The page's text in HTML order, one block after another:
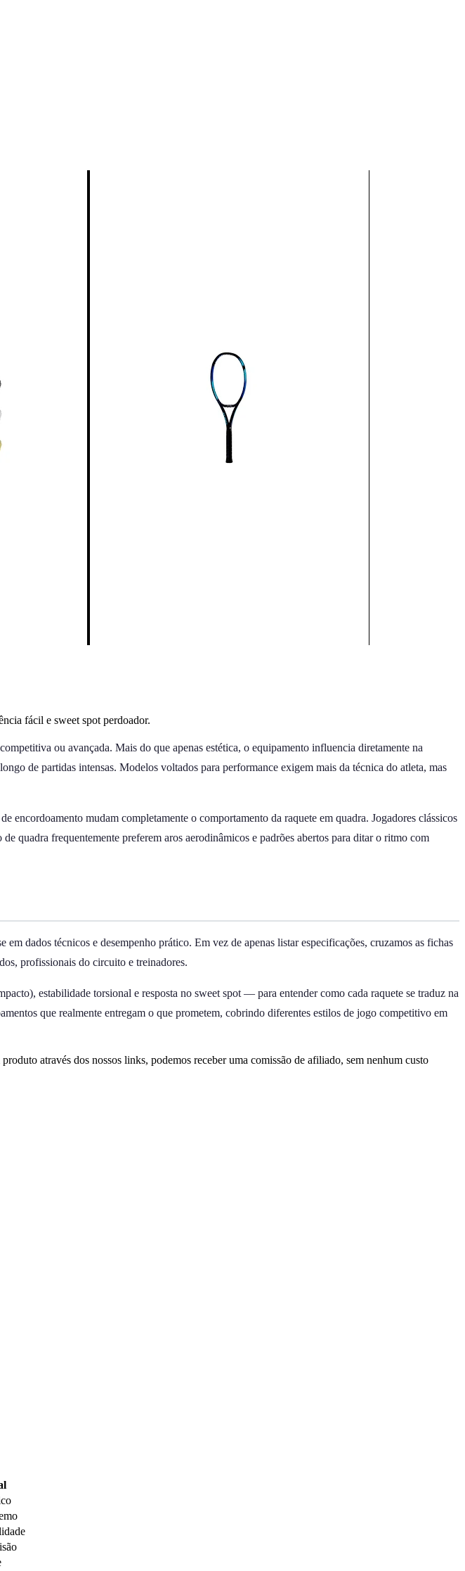
fácil e sweet spot perdoador.
ou avançada. Mais do que apenas estética, o equipamento influencia diretamente na
de partidas intensas. Modelos voltados para performance exigem mais da técnica do atleta, mas
mudam completamente o comportamento da raquete em quadra. Jogadores clássicos
quadra frequentemente preferem aros aerodinâmicos e padrões abertos para ditar o ritmo com
dados técnicos e desempenho prático. Em vez de apenas listar especificações, cruzamos as fichas
profissionais do circuito e treinadores.
estabilidade torsional e resposta no sweet spot — para entender como cada raquete se traduz na
que realmente entregam o que prometem, cobrindo diferentes estilos de jogo competitivo em
através dos nossos links, podemos receber uma comissão de afiliado, sem nenhum custo